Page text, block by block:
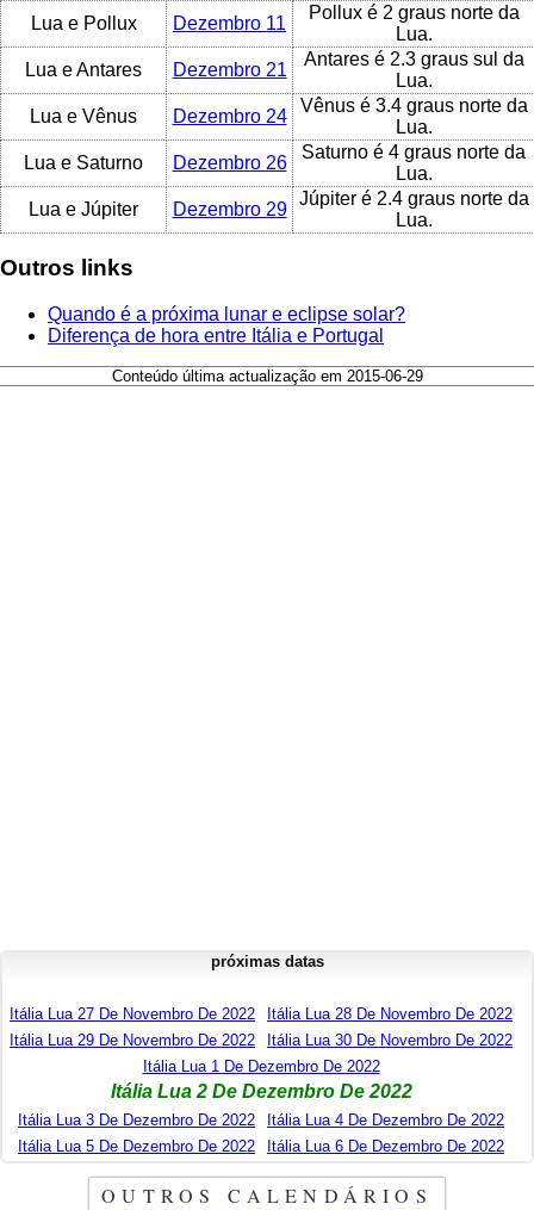
Lua e Pollux
Dezembro 11
Pollux é 2 graus norte da
Lua.
Lua e Antares
Dezembro 21
Antares é 2.3 graus sul da
Lua.
Lua e Vênus
Dezembro 24
Vênus é 3.4 graus norte da
Lua.
Lua e Saturno
Dezembro 26
Saturno é 4 graus norte da
Lua.
Lua e Júpiter
Dezembro 29
Júpiter é 2.4 graus norte da
Lua.
Outros links
Quando é a próxima lunar e eclipse solar?
Diferença de hora entre Itália e Portugal
Conteúdo última actualização em 2015-06-29
próximas datas
Itália Lua 27 De Novembro De 2022
Itália Lua 28 De Novembro De 2022
Itália Lua 29 De Novembro De 2022
Itália Lua 30 De Novembro De 2022
Itália Lua 1 De Dezembro De 2022
Itália Lua 2 De Dezembro De 2022
Itália Lua 3 De Dezembro De 2022
Itália Lua 4 De Dezembro De 2022
Itália Lua 5 De Dezembro De 2022
Itália Lua 6 De Dezembro De 2022
OUTROS CALENDÁRIOS